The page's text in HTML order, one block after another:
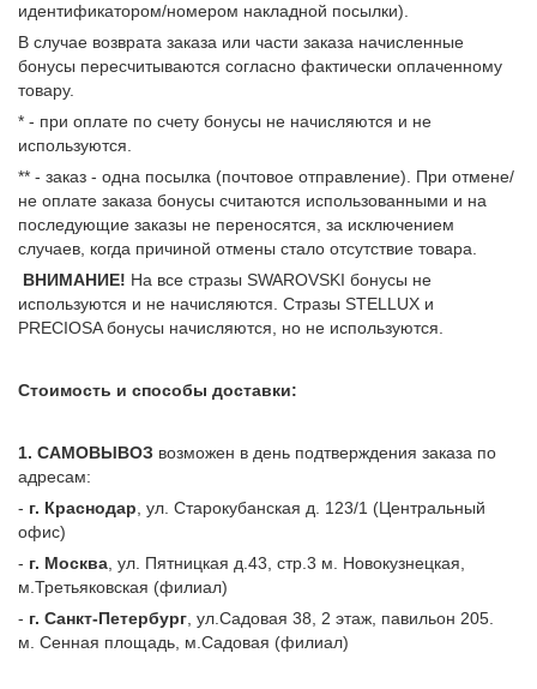
идентификатором/номером накладной посылки).
В случае возврата заказа или части заказа начисленные
бонусы пересчитываются согласно фактически оплаченному
товару.
* - при оплате по счету бонусы не начисляются и не
используются.
** - заказ - одна посылка (почтовое отправление). При отмене/
не оплате заказа бонусы считаются использованными и на
последующие заказы не переносятся, за исключением
случаев, когда причиной отмены стало отсутствие товара.
ВНИМАНИЕ! На все стразы SWAROVSKI бонусы не
используются и не начисляются. Стразы STELLUX и
PRECIOSA бонусы начисляются, но не используются.
Стоимость и способы доставки:
1. САМОВЫВОЗ возможен в день подтверждения заказа по
адресам:
- г. Краснодар , ул. Старокубанская д. 123/1 (Центральный
офис)
- г. Москва , ул. Пятницкая д.43, стр.3 м. Новокузнецкая,
м.Третьяковская (филиал)
- г. Санкт-Петербург , ул.Садовая 38, 2 этаж, павильон 205.
м. Сенная площадь, м.Садовая (филиал)